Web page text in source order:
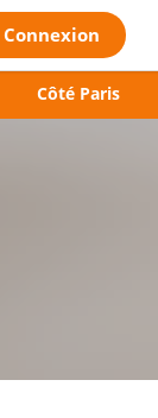
Connexion
Côté Paris